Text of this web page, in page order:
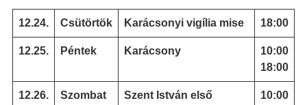
12.24. Csütörtök Karácsonyi vigília mise 18:00
12.25. Péntek Karácsony
10:00
18:00
12.26. Szombat
Szent István első
10:00